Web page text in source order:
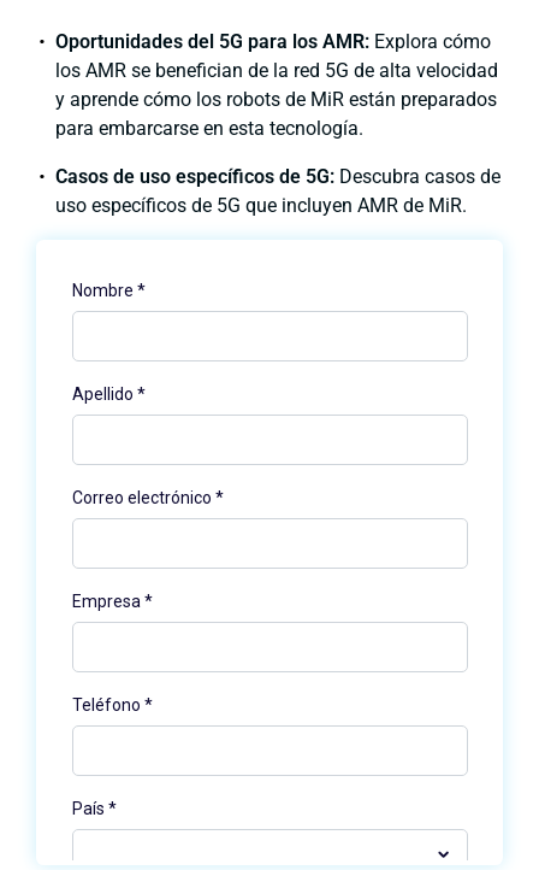
Oportunidades del 5G para los AMR: Explora cómo
los AMR se benefician de la red 5G de alta velocidad
y aprende cómo los robots de MiR están preparados
para embarcarse en esta tecnología.
Casos de uso específicos de 5G: Descubra casos de
uso específicos de 5G que incluyen AMR de MiR.